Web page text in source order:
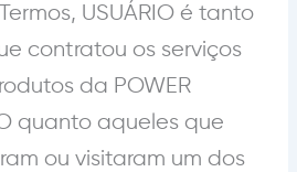
USUÁRIO é tanto
contratou os serviços
da POWER
quanto aqueles que
ou visitaram um dos